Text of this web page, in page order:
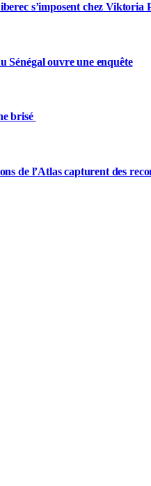
s’imposent chez Viktoria
Sénégal ouvre une enquête
brisé
de l’Atlas capturent des